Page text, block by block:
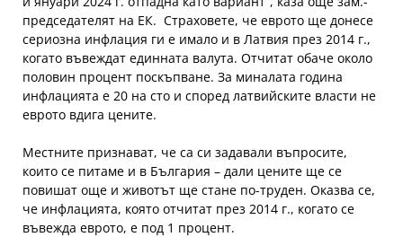
председателят на ЕК. Страховете, че еврото ще донесе
сериозна инфлация ги е имало и в Латвия през 2014 г.,
когато въвеждат единната валута. Отчитат обаче около
половин процент поскъпване. За миналата година
инфлацията е 20 на сто и според латвийските власти не
еврото вдига цените.
Местните признават, че са си задавали въпросите,
които се питаме и в България – дали цените ще се
повишат още и животът ще стане по-труден. Оказва се,
че инфлацията, която отчитат през 2014 г., когато се
въвежда еврото, е под 1 процент.